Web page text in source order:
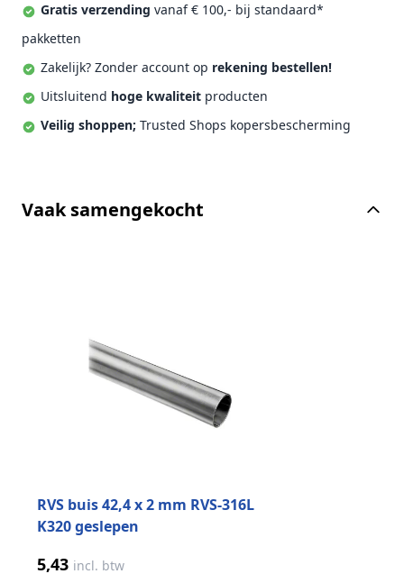
Gratis verzending vanaf € 100,- bij standaard*
pakketten
Zakelijk? Zonder account op rekening bestellen!
Uitsluitend hoge kwaliteit producten
Veilig shoppen; Trusted Shops kopersbescherming
Vaak samengekocht
RVS buis 42,4 x 2 mm RVS-316L
K320 geslepen
5,43 incl. btw